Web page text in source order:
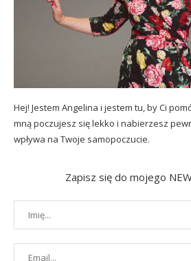
Hej! Jestem Angelina i jestem tu, by Ci
mną poczujesz się lekko i nabierzesz
wpływa na Twoje samopoczucie.
Zapisz się do mojego